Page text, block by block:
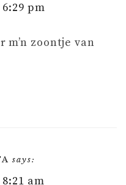
pm
m’n zoontje van
says:
am